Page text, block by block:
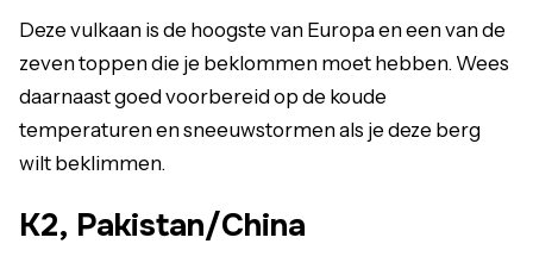
Deze vulkaan is de hoogste van Europa en een van de
zeven toppen die je beklommen moet hebben. Wees
daarnaast goed voorbereid op de koude
temperaturen en sneeuwstormen als je deze berg
wilt beklimmen.
K2, Pakistan/China